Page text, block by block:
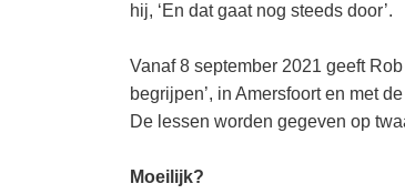
hij, ‘En dat gaat nog steeds door’.
Vanaf 8 september 2021 geeft
begrijpen’, in Amersfoort en met
De lessen worden gegeven op
Moeilijk?